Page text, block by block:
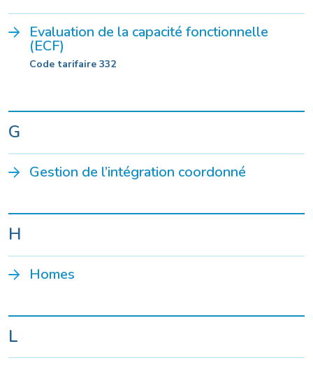
Evaluation de la capacité fonctionnelle
(ECF)
Code tarifaire 332
G
Gestion de l’intégration coordonné
H
Homes
L